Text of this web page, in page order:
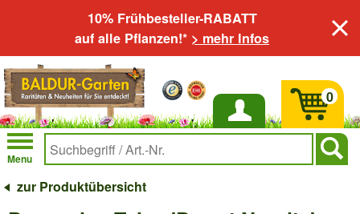
10% Frühbesteller-RABATT
auf alle Pflanzen!* > mehr Infos
Anmelden
Menu
0
zur Produktübersicht